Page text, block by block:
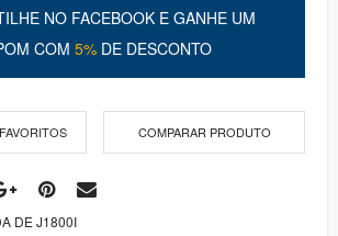
NO FACEBOOK E GANHE UM
COM 5% DE DESCONTO
COMPARAR PRODUTO
DE J1800I